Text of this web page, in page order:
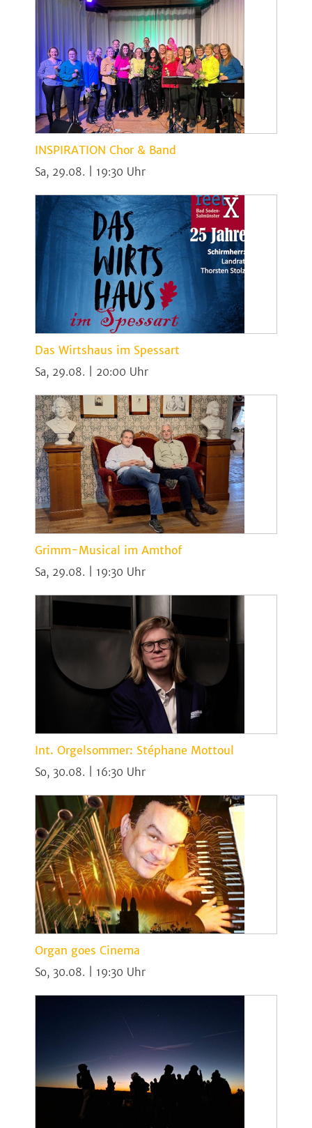
INSPIRATION Chor & Band
Sa, 29.08. | 19:30
Das Wirtshaus im Spessart
Sa, 29.08. | 20:00
Grimm-Musical im Amthof
Sa, 29.08. | 19:30
Int. Orgelsommer: Stéphane Mottoul
So, 30.08. | 16:30
Organ goes Cinema
So, 30.08. | 19:30